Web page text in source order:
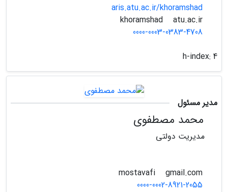
aris.atu.ac.ir/khoramshad
atu.ac.ir
0000-0003-0383-4708
h-index: 4
مدیر مسئول
محمد مصطفوی
مدیریت دولتی
gmail.com
0000-0002-8921-2055